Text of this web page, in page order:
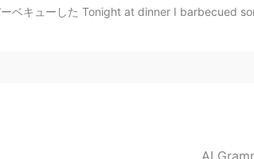
むことが好きだし、特に秋の時期に玄米
た Tonight at dinner I barbecued some lamb chops そして息子のた
AI